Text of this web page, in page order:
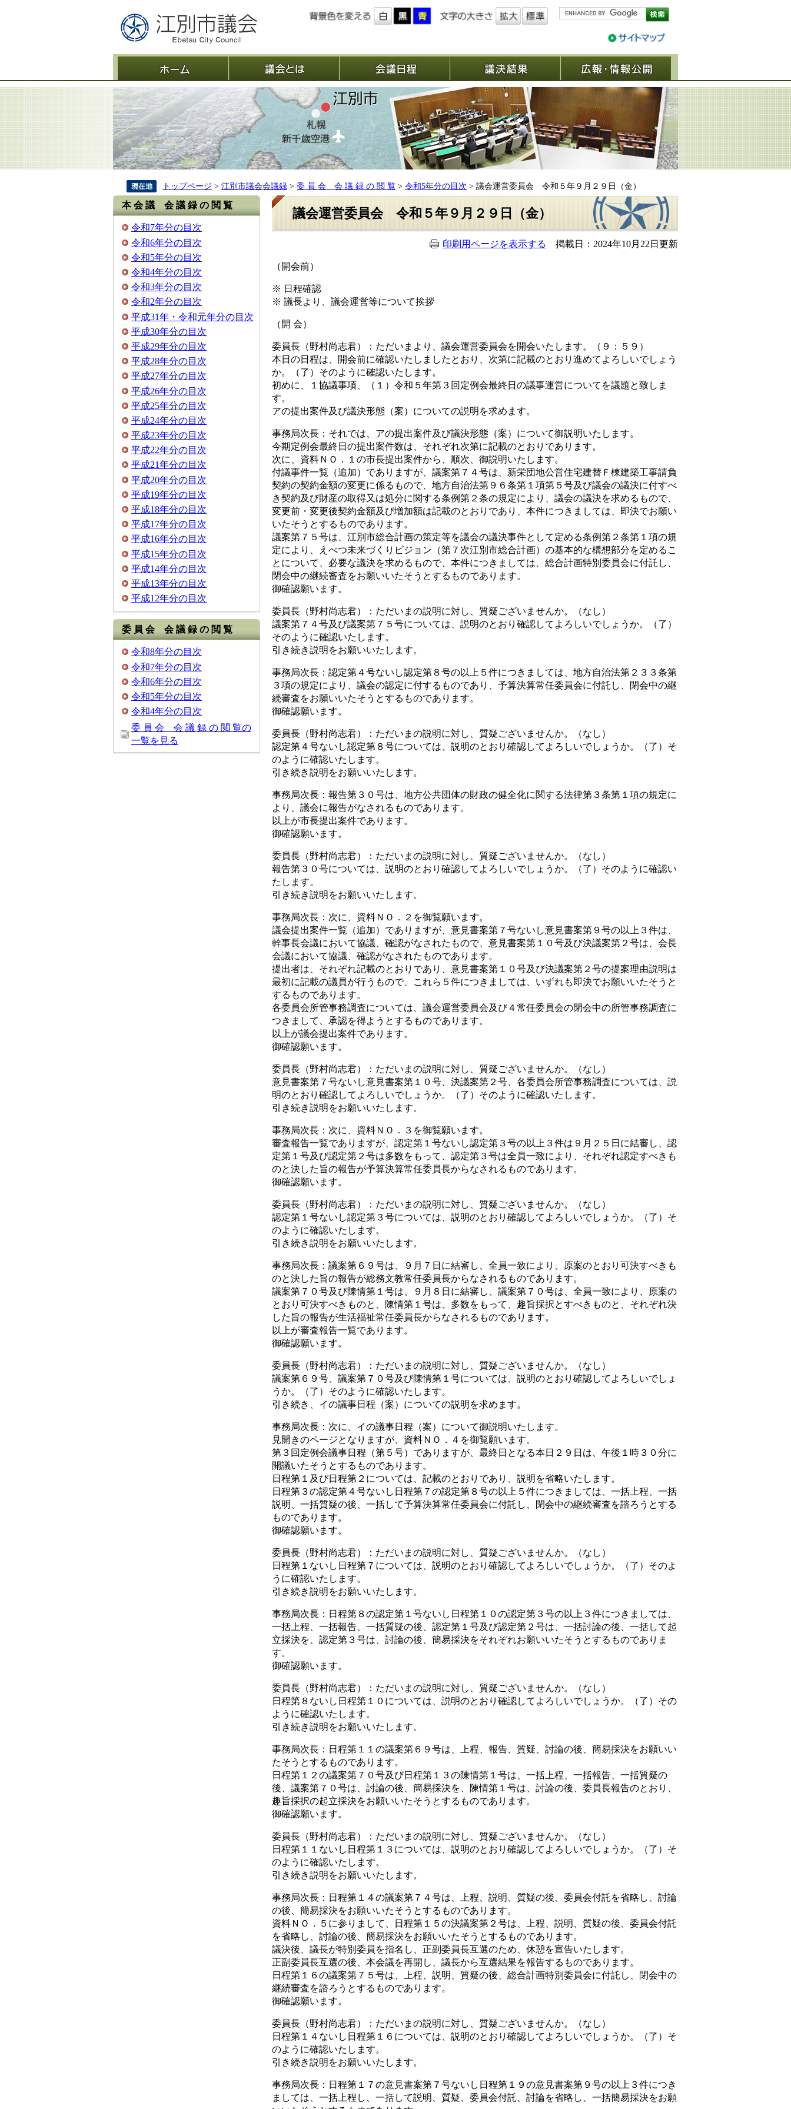
会議日程 議決結果
トップページ > 江別市議会会議録 > 委 員 会 会 議 録 の 閲 覧 > 令和5年分の目次 > 議会運営委員会 令和５年９月２９日（金）
本 会 議 会 議 録 の 閲 覧
令和7年分の目次
令和6年分の目次
令和5年分の目次
令和4年分の目次
令和3年分の目次
令和2年分の目次
平成31年・令和元年分の目次
平成30年分の目次
平成29年分の目次
平成28年分の目次
平成27年分の目次
平成26年分の目次
平成25年分の目次
平成24年分の目次
平成23年分の目次
平成22年分の目次
平成21年分の目次
平成20年分の目次
平成19年分の目次
平成18年分の目次
平成17年分の目次
平成16年分の目次
平成15年分の目次
平成14年分の目次
平成13年分の目次
平成12年分の目次
委 員 会 会 議 録 の 閲 覧
令和8年分の目次
令和7年分の目次
令和6年分の目次
令和5年分の目次
令和4年分の目次
委 員 会 会 議 録 の 閲 覧の
一覧を見る
議会運営委員会 令和５年９月２９日（金）
印刷用ページを表示する 掲載日：2024年10月22日更新
（開会前）
※ 日程確認
※ 議長より、議会運営等について挨拶
（開 会）
委員長（野村尚志君）：ただいまより、議会運営委員会を開会いたします。（９：５９）
本日の日程は、開会前に確認いたしましたとおり、次第に記載のとおり進めてよろしいでしょう
か。（了）そのように確認いたします。
初めに、１協議事項、（１）令和５年第３回定例会最終日の議事運営についてを議題と致しま
す。
アの提出案件及び議決形態（案）についての説明を求めます。
事務局次長：それでは、アの提出案件及び議決形態（案）について御説明いたします。
今期定例会最終日の提出案件数は、それぞれ次第に記載のとおりであります。
次に、資料ＮＯ．１の市長提出案件から、順次、御説明いたします。
付議事件一覧（追加）でありますが、議案第７４号は、新栄団地公営住宅建替Ｆ棟建築工事請負
契約の契約金額の変更に係るもので、地方自治法第９６条第１項第５号及び議会の議決に付すべ
き契約及び財産の取得又は処分に関する条例第２条の規定により、議会の議決を求めるもので、
変更前・変更後契約金額及び増加額は記載のとおりであり、本件につきましては、即決でお願い
いたそうとするものであります。
議案第７５号は、江別市総合計画の策定等を議会の議決事件として定める条例第２条第１項の規
定により、えべつ未来づくりビジョン（第７次江別市総合計画）の基本的な構想部分を定めるこ
とについて、必要な議決を求めるもので、本件につきましては、総合計画特別委員会に付託し、
閉会中の継続審査をお願いいたそうとするものであります。
御確認願います。
委員長（野村尚志君）：ただいまの説明に対し、質疑ございませんか。（なし）
議案第７４号及び議案第７５号については、説明のとおり確認してよろしいでしょうか。（了）
そのように確認いたします。
引き続き説明をお願いいたします。
事務局次長：認定第４号ないし認定第８号の以上５件につきましては、地方自治法第２３３条第
３項の規定により、議会の認定に付するものであり、予算決算常任委員会に付託し、閉会中の継
続審査をお願いいたそうとするものであります。
御確認願います。
委員長（野村尚志君）：ただいまの説明に対し、質疑ございませんか。（なし）
認定第４号ないし認定第８号については、説明のとおり確認してよろしいでしょうか。（了）そ
のように確認いたします。
引き続き説明をお願いいたします。
事務局次長：報告第３０号は、地方公共団体の財政の健全化に関する法律第３条第１項の規定に
より、議会に報告がなされるものであります。
以上が市長提出案件であります。
御確認願います。
委員長（野村尚志君）：ただいまの説明に対し、質疑ございませんか。（なし）
報告第３０号については、説明のとおり確認してよろしいでしょうか。（了）そのように確認い
たします。
引き続き説明をお願いいたします。
事務局次長：次に、資料ＮＯ．２を御覧願います。
議会提出案件一覧（追加）でありますが、意見書案第７号ないし意見書案第９号の以上３件は、
幹事長会議において協議、確認がなされたもので、意見書案第１０号及び決議案第２号は、会長
会議において協議、確認がなされたものであります。
提出者は、それぞれ記載のとおりであり、意見書案第１０号及び決議案第２号の提案理由説明は
最初に記載の議員が行うもので、これら５件につきましては、いずれも即決でお願いいたそうと
するものであります。
各委員会所管事務調査については、議会運営委員会及び４常任委員会の閉会中の所管事務調査に
つきまして、承認を得ようとするものであります。
以上が議会提出案件であります。
御確認願います。
委員長（野村尚志君）：ただいまの説明に対し、質疑ございませんか。（なし）
意見書案第７号ないし意見書案第１０号、決議案第２号、各委員会所管事務調査については、説
明のとおり確認してよろしいでしょうか。（了）そのように確認いたします。
引き続き説明をお願いいたします。
事務局次長：次に、資料ＮＯ．３を御覧願います。
審査報告一覧でありますが、認定第１号ないし認定第３号の以上３件は９月２５日に結審し、認
定第１号及び認定第２号は多数をもって、認定第３号は全員一致により、それぞれ認定すべきも
のと決した旨の報告が予算決算常任委員長からなされるものであります。
御確認願います。
委員長（野村尚志君）：ただいまの説明に対し、質疑ございませんか。（なし）
認定第１号ないし認定第３号については、説明のとおり確認してよろしいでしょうか。（了）そ
のように確認いたします。
引き続き説明をお願いいたします。
事務局次長：議案第６９号は、９月７日に結審し、全員一致により、原案のとおり可決すべきも
のと決した旨の報告が総務文教常任委員長からなされるものであります。
議案第７０号及び陳情第１号は、９月８日に結審し、議案第７０号は、全員一致により、原案の
とおり可決すべきものと、陳情第１号は、多数をもって、趣旨採択とすべきものと、それぞれ決
した旨の報告が生活福祉常任委員長からなされるものであります。
以上が審査報告一覧であります。
御確認願います。
委員長（野村尚志君）：ただいまの説明に対し、質疑ございませんか。（なし）
議案第６９号、議案第７０号及び陳情第１号については、説明のとおり確認してよろしいでしょ
うか。（了）そのように確認いたします。
引き続き、イの議事日程（案）についての説明を求めます。
事務局次長：次に、イの議事日程（案）について御説明いたします。
見開きのページとなりますが、資料ＮＯ．４を御覧願います。
第３回定例会議事日程（第５号）でありますが、最終日となる本日２９日は、午後１時３０分に
開議いたそうとするものであります。
日程第１及び日程第２については、記載のとおりであり、説明を省略いたします。
日程第３の認定第４号ないし日程第７の認定第８号の以上５件につきましては、一括上程、一括
説明、一括質疑の後、一括して予算決算常任委員会に付託し、閉会中の継続審査を諮ろうとする
ものであります。
御確認願います。
委員長（野村尚志君）：ただいまの説明に対し、質疑ございませんか。（なし）
日程第１ないし日程第７については、説明のとおり確認してよろしいでしょうか。（了）そのよ
うに確認いたします。
引き続き説明をお願いいたします。
事務局次長：日程第８の認定第１号ないし日程第１０の認定第３号の以上３件につきましては、
一括上程、一括報告、一括質疑の後、認定第１号及び認定第２号は、一括討論の後、一括して起
立採決を、認定第３号は、討論の後、簡易採決をそれぞれお願いいたそうとするものでありま
す。
御確認願います。
委員長（野村尚志君）：ただいまの説明に対し、質疑ございませんか。（なし）
日程第８ないし日程第１０については、説明のとおり確認してよろしいでしょうか。（了）その
ように確認いたします。
引き続き説明をお願いいたします。
事務局次長：日程第１１の議案第６９号は、上程、報告、質疑、討論の後、簡易採決をお願いい
たそうとするものであります。
日程第１２の議案第７０号及び日程第１３の陳情第１号は、一括上程、一括報告、一括質疑の
後、議案第７０号は、討論の後、簡易採決を、陳情第１号は、討論の後、委員長報告のとおり、
趣旨採択の起立採決をお願いいたそうとするものであります。
御確認願います。
委員長（野村尚志君）：ただいまの説明に対し、質疑ございませんか。（なし）
日程第１１ないし日程第１３については、説明のとおり確認してよろしいでしょうか。（了）そ
のように確認いたします。
引き続き説明をお願いいたします。
事務局次長：日程第１４の議案第７４号は、上程、説明、質疑の後、委員会付託を省略し、討論
の後、簡易採決をお願いいたそうとするものであります。
資料ＮＯ．５に参りまして、日程第１５の決議案第２号は、上程、説明、質疑の後、委員会付託
を省略し、討論の後、簡易採決をお願いいたそうとするものであります。
議決後、議長が特別委員を指名し、正副委員長互選のため、休憩を宣告いたします。
正副委員長互選の後、本会議を再開し、議長から互選結果を報告するものであります。
日程第１６の議案第７５号は、上程、説明、質疑の後、総合計画特別委員会に付託し、閉会中の
継続審査を諮ろうとするものであります。
御確認願います。
委員長（野村尚志君）：ただいまの説明に対し、質疑ございませんか。（なし）
日程第１４ないし日程第１６については、説明のとおり確認してよろしいでしょうか。（了）そ
のように確認いたします。
引き続き説明をお願いいたします。
事務局次長：日程第１７の意見書案第７号ないし日程第１９の意見書案第９号の以上３件につき
ましては、一括上程し、一括して説明、質疑、委員会付託、討論を省略し、一括簡易採決をお願